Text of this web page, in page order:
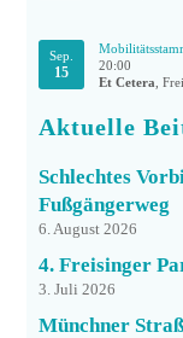
Sep.
15
20:00
Et Cetera ,
Aktuelle
Schlechtes
Fußgängerweg
6. August 2026
4. Freisinger
3. Juli 2026
Münchner